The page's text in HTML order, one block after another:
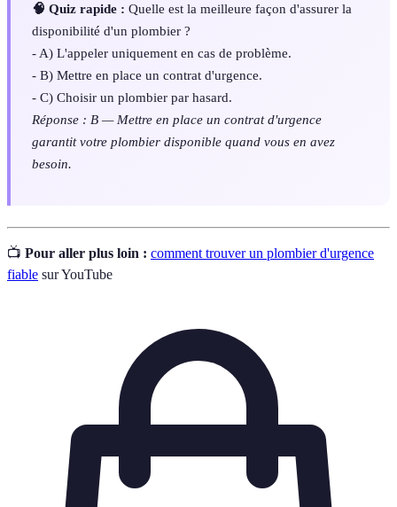
🧠 Quiz rapide : Quelle est la meilleure façon d'assurer la
disponibilité d'un plombier ?
- A) L'appeler uniquement en cas de problème.
- B) Mettre en place un contrat d'urgence.
- C) Choisir un plombier par hasard.
Réponse : B — Mettre en place un contrat d'urgence
garantit votre plombier disponible quand vous en avez
besoin.
📺 Pour aller plus loin : comment trouver un plombier d'urgence
fiable sur YouTube